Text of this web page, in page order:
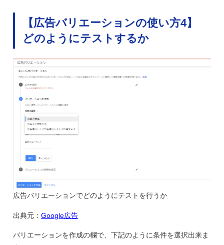
【広告バリエーションの使い方4】
どのようにテストするか
広告バリエーションでどのようにテストを行うか
出典元：Google広告
バリエーションを作成の欄で、下記のように条件を選択出来ま